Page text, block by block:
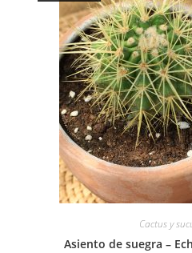
Cactus y
Asiento de suegra –